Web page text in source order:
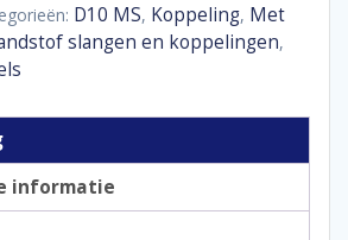
D10 MS, Koppeling, Met
slangen en koppelingen,
informatie